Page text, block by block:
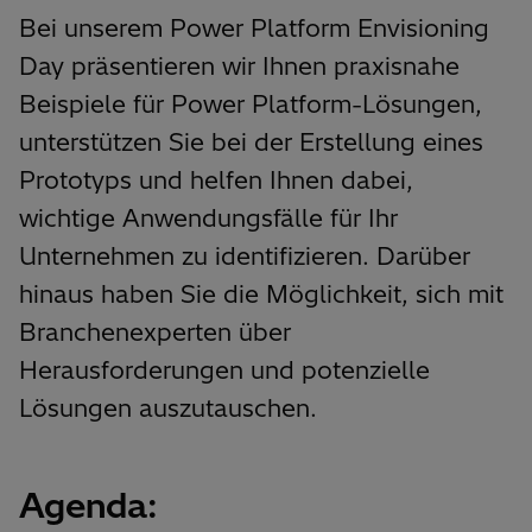
Bei unserem Power Platform Envisioning
Day präsentieren wir Ihnen praxisnahe
Beispiele für Power Platform-Lösungen,
unterstützen Sie bei der Erstellung eines
Prototyps und helfen Ihnen dabei,
wichtige Anwendungsfälle für Ihr
Unternehmen zu identifizieren. Darüber
hinaus haben Sie die Möglichkeit, sich mit
Branchenexperten über
Herausforderungen und potenzielle
Lösungen auszutauschen.
Agenda: